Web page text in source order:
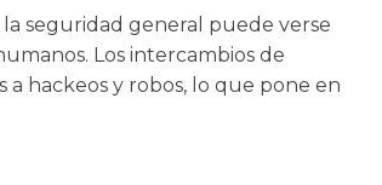
seguridad general puede verse
Los intercambios de
hackeos y robos, lo que pone en